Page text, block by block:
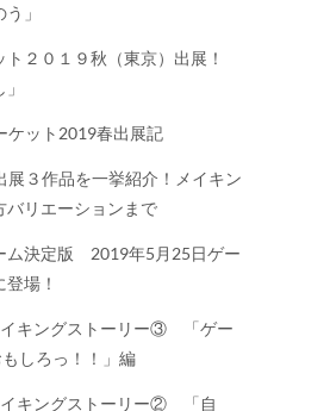
」
２０１９秋（東京）出展！
ケット2019春出展記
展３作品を一挙紹介！メイキン
バリエーションまで
ム決定版 2019年5月25日ゲー
場！
イキングストーリー③ 「ゲー
しろっ！！」編
イキングストーリー② 「自